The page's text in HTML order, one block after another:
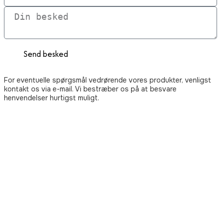
Send besked
For eventuelle spørgsmål vedrørende vores produkter, venligst
kontakt os via e-mail. Vi bestræber os på at besvare
henvendelser hurtigst muligt.